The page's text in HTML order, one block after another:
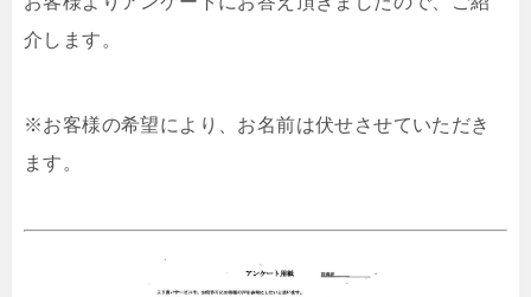
介します。
※お客様の希望により、お名前は伏せさせていただき
ます。